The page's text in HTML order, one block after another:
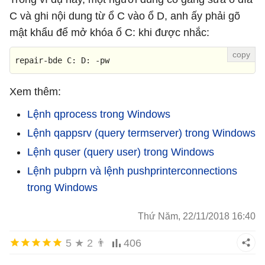
C và ghi nội dung từ ổ C vào ổ D, anh ấy phải gõ
mật khẩu để mở khóa ổ C: khi được nhắc:
repair-bde C: D: -pw
Xem thêm:
Lệnh qprocess trong Windows
Lệnh qappsrv (query termserver) trong Windows
Lệnh quser (query user) trong Windows
Lệnh pubprn và lệnh pushprinterconnections
trong Windows
Thứ Năm, 22/11/2018 16:40
5 ★ 2 👨 406